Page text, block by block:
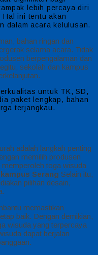
lebih percaya diri
ini tentu akan
dalam acara kelulusan.
bahan ringan dan
selama acara. Tidak
berpengalaman dan
sekolah dan kampus
adalah langkah penting
memilih produsen
toga wisuda
Serang Selain itu,
pilihan desain,
memastikan
baik. Dengan demikian,
wisuda yang terpercaya
dapat berjalan